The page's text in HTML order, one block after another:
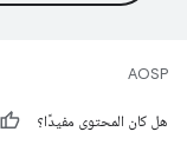
AOSP
هل كان المحتوى مفيدًا؟